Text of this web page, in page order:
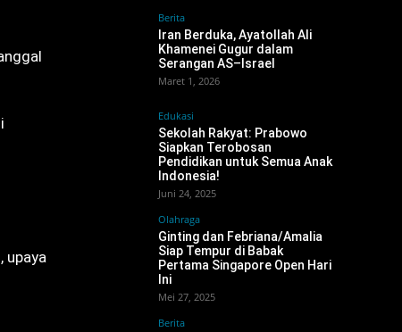
upaya
Berita
Iran Berduka, Ayatollah Ali
Khamenei Gugur dalam
Serangan AS–Israel ‎
Maret 1, 2026
Edukasi
Sekolah Rakyat: Prabowo
Siapkan Terobosan
Pendidikan untuk Semua Anak
Indonesia!
Juni 24, 2025
Olahraga
Ginting dan Febriana/Amalia
Siap Tempur di Babak
Pertama Singapore Open Hari
Ini
Mei 27, 2025
Berita